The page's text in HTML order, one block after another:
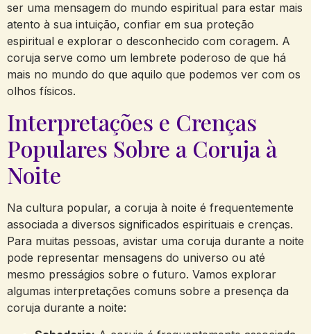
ser uma mensagem do mundo espiritual para estar mais
atento à sua intuição, confiar em sua proteção
espiritual e explorar o desconhecido com coragem. A
coruja serve como um lembrete poderoso de que há
mais no mundo do que aquilo que podemos ver com os
olhos físicos.
Interpretações e Crenças
Populares Sobre a Coruja à
Noite
Na cultura popular, a coruja à noite é frequentemente
associada a diversos significados espirituais e crenças.
Para muitas pessoas, avistar uma coruja durante a noite
pode representar mensagens do universo ou até
mesmo presságios sobre o futuro. Vamos explorar
algumas interpretações comuns sobre a presença da
coruja durante a noite: